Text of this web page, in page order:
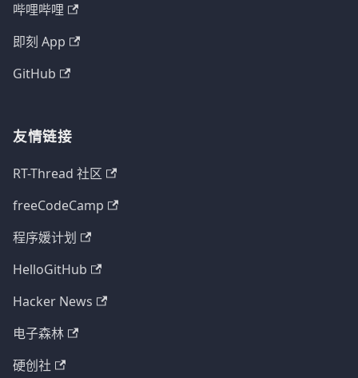
哔哩哔哩
即刻 App
GitHub
友情链接
RT-Thread 社区
freeCodeCamp
程序媛计划
HelloGitHub
Hacker News
电子森林
硬创社